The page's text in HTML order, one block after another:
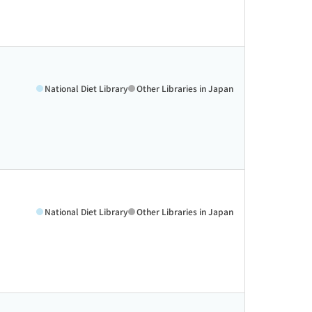
National Diet Library Other Libraries in Japan
National Diet Library Other Libraries in Japan